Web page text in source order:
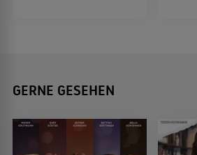
GERNE GESEHEN